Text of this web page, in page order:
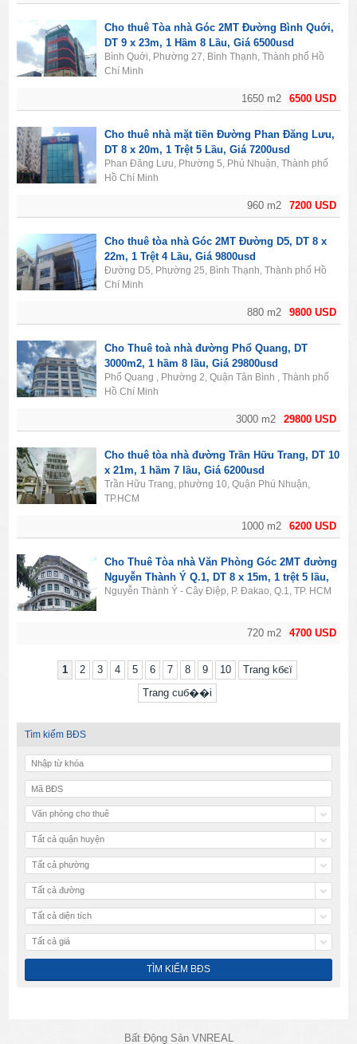
6500 USD
1650 m2
Cho thuê Tòa nhà Góc 2MT Đường Bình Quới,
DT 9 x 23m, 1 Hầm 8 Lầu, Giá 6500usd
Bình Quới, Phường 27, Bình Thạnh, Thành phố Hồ
Chí Minh
7200 USD
960 m2
Cho thuê nhà mặt tiền Đường Phan Đăng Lưu,
DT 8 x 20m, 1 Trệt 5 Lầu, Giá 7200usd
Phan Đăng Lưu, Phường 5, Phú Nhuận, Thành phố
Hồ Chí Minh
9800 USD
880 m2
Cho thuê tòa nhà Góc 2MT Đường D5, DT 8 x
22m, 1 Trệt 4 Lầu, Giá 9800usd
Đường D5, Phường 25, Bình Thạnh, Thành phố Hồ
Chí Minh
29800 USD
3000 m2
Cho Thuê toà nhà đường Phổ Quang, DT
3000m2, 1 hầm 8 lầu, Giá 29800usd
Phổ Quang , Phường 2, Quận Tân Bình , Thành phố
Hồ Chí Minh
6200 USD
1000 m2
Cho thuê tòa nhà đường Trần Hữu Trang, DT 10
x 21m, 1 hầm 7 lầu, Giá 6200usd
Trần Hữu Trang, phường 10, Quận Phú Nhuận,
TP.HCM
4700 USD
720 m2
Cho Thuê Tòa nhà Văn Phòng Góc 2MT đường
Nguyễn Thành Ý Q.1, DT 8 x 15m, 1 trệt 5 lầu,
Giá 4700usd
Nguyễn Thành Ý - Cây Điệp, P. Đakao, Q.1, TP. HCM
1 2 3 4 5 6 7 8 9 10
Trang kбєї
Trang cuб��i
Tìm kiếm BĐS
Văn phòng cho thuê
Tất cả quận huyện
Tất cả phường
Tất cả đường
Tất cả diện tích
Tất cả giá
Bất Động Sản VNREAL